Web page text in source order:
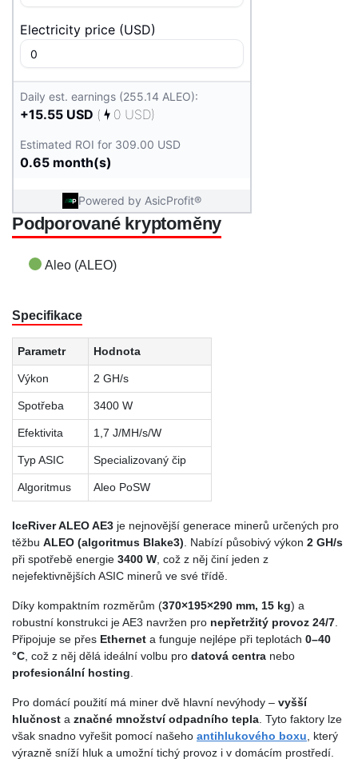
Podporované kryptoměny
Aleo (ALEO)
Specifikace
Parametr Hodnota
Výkon 2 GH/s
Spotřeba 3400 W
Efektivita 1,7 J/MH/s/W
Typ ASIC Specializovaný čip
Algoritmus Aleo PoSW
IceRiver ALEO AE3 je nejnovější generace minerů určených pro
těžbu ALEO (algoritmus Blake3) . Nabízí působivý výkon 2 GH/s
při spotřebě energie 3400 W , což z něj činí jeden z
nejefektivnějších ASIC minerů ve své třídě.
Díky kompaktním rozměrům (370×195×290 mm, 15 kg) a
robustní konstrukci je AE3 navržen pro nepřetržitý provoz 24/7
Připojuje se přes Ethernet a funguje nejlépe při teplotách 0–40
°C , což z něj dělá ideální volbu pro datová centra nebo
profesionální hosting
Pro domácí použití má miner dvě hlavní nevýhody – vyšší
hlučnost a značné množství odpadního tepla . Tyto faktory lze
však snadno vyřešit pomocí našeho antihlukového boxu , který
výrazně sníží hluk a umožní tichý provoz i v domácím prostředí.